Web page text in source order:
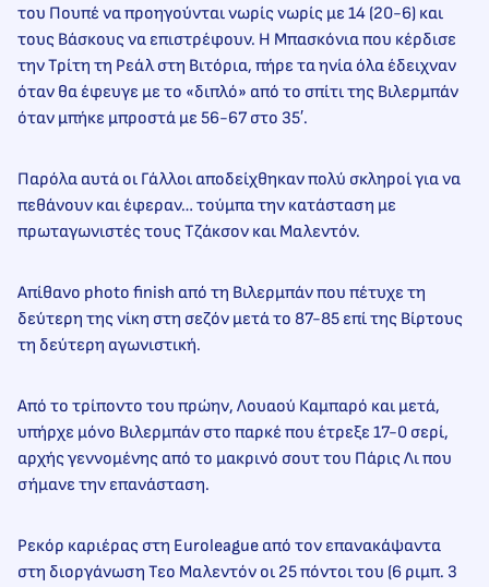
του Πουπέ να προηγούνται νωρίς νωρίς με 14 (20-6) και
τους Βάσκους να επιστρέφουν. Η Μπασκόνια που κέρδισε
την Τρίτη τη Ρεάλ στη Βιτόρια, πήρε τα ηνία όλα έδειχναν
όταν θα έφευγε με το «διπλό» από το σπίτι της Βιλερμπάν
όταν μπήκε μπροστά με 56-67 στο 35′.
Παρόλα αυτά οι Γάλλοι αποδείχθηκαν πολύ σκληροί για να
πεθάνουν και έφεραν… τούμπα την κατάσταση με
πρωταγωνιστές τους Τζάκσον και Μαλεντόν.
Απίθανο photo finish από τη Βιλερμπάν που πέτυχε τη
δεύτερη της νίκη στη σεζόν μετά το 87-85 επί της Βίρτους
τη δεύτερη αγωνιστική.
Από το τρίποντο του πρώην, Λουαού Καμπαρό και μετά,
υπήρχε μόνο Βιλερμπάν στο παρκέ που έτρεξε 17-0 σερί,
αρχής γεννομένης από το μακρινό σουτ του Πάρις Λι που
σήμανε την επανάσταση.
Ρεκόρ καριέρας στη Euroleague από τον επανακάψαντα
στη διοργάνωση Τεο Μαλεντόν οι 25 πόντοι του (6 ριμπ. 3